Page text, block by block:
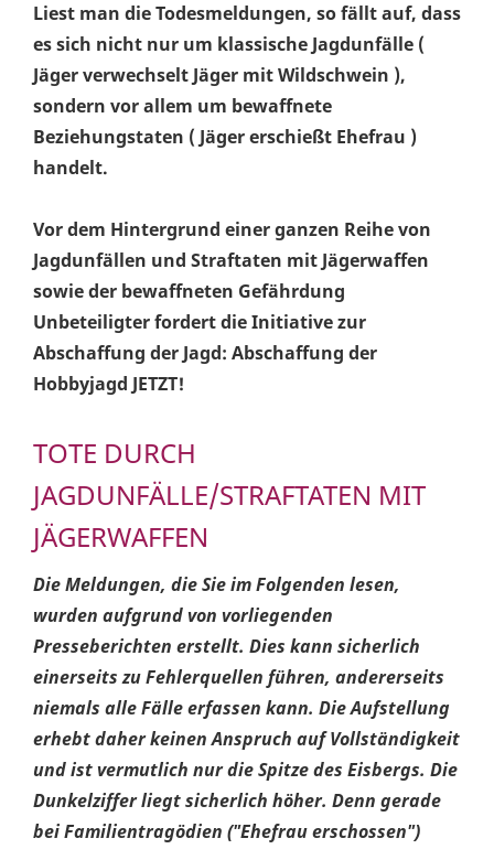
Liest man die Todesmeldungen, so fällt auf, dass
es sich nicht nur um klassische Jagdunfälle (
Jäger verwechselt Jäger mit Wildschwein ),
sondern vor allem um bewaffnete
Beziehungstaten ( Jäger erschießt Ehefrau )
handelt.
Vor dem Hintergrund einer ganzen Reihe von
Jagdunfällen und Straftaten mit Jägerwaffen
sowie der bewaffneten Gefährdung
Unbeteiligter fordert die Initiative zur
Abschaffung der Jagd: Abschaffung der
Hobbyjagd JETZT!
TOTE DURCH
JAGDUNFÄLLE/STRAFTATEN MIT
JÄGERWAFFEN
Die Meldungen, die Sie im Folgenden lesen,
wurden aufgrund von vorliegenden
Presseberichten erstellt. Dies kann sicherlich
einerseits zu Fehlerquellen führen, andererseits
niemals alle Fälle erfassen kann. Die Aufstellung
erhebt daher keinen Anspruch auf Vollständigkeit
und ist vermutlich nur die Spitze des Eisbergs. Die
Dunkelziffer liegt sicherlich höher. Denn gerade
bei Familientragödien ("Ehefrau erschossen")